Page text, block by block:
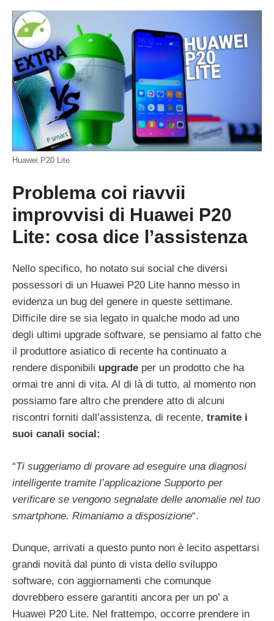
Huawei P20 Lite
Problema coi riavvii
improvvisi di Huawei P20
Lite: cosa dice l’assistenza
Nello specifico, ho notato sui social che diversi
possessori di un Huawei P20 Lite hanno messo in
evidenza un bug del genere in queste settimane.
Difficile dire se sia legato in qualche modo ad uno
degli ultimi upgrade software, se pensiamo al fatto che
il produttore asiatico di recente ha continuato a
rendere disponibili upgrade per un prodotto che ha
ormai tre anni di vita. Al di là di tutto, al momento non
possiamo fare altro che prendere atto di alcuni
riscontri forniti dall’assistenza, di recente, tramite i
suoi canali social:
“Ti suggeriamo di provare ad eseguire una diagnosi
intelligente tramite l’applicazione Supporto per
verificare se vengono segnalate delle anomalie nel tuo
smartphone. Rimaniamo a disposizione“.
Dunque, arrivati a questo punto non è lecito aspettarsi
grandi novità dal punto di vista dello sviluppo
software, con aggiornamenti che comunque
dovrebbero essere garantiti ancora per un po’ a
Huawei P20 Lite. Nel frattempo, occorre prendere in